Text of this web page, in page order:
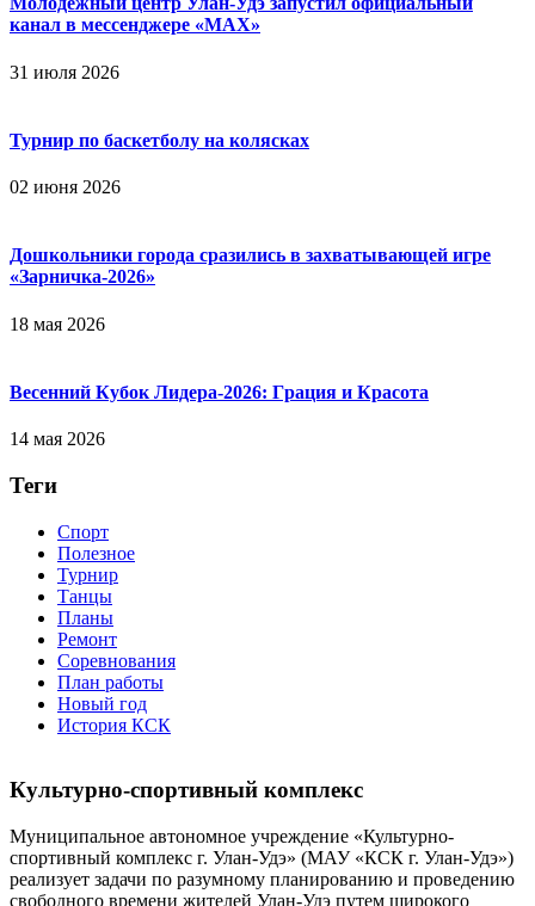
канал в мессенджере «МАХ»
31 июля 2026
Турнир по баскетболу на колясках
02 июня 2026
Дошкольники города сразились в захватывающей игре
«Зарничка‑2026»
18 мая 2026
Весенний Кубок Лидера-2026: Гpaция и Кpacoтa
14 мая 2026
Теги
Спорт
Полезное
Турнир
Танцы
Планы
Ремонт
Соревнования
План работы
Новый год
История КСК
Культурно-спортивный комплекс
Муниципальное автономное учреждение «Культурно-
спортивный комплекс г. Улан-Удэ» (МАУ «КСК г. Улан-Удэ»)
реализует задачи по разумному планированию и проведению
свободного времени жителей Улан-Удэ путем широкого